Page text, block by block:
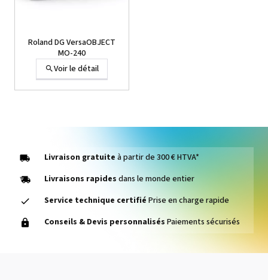
Roland DG VersaOBJECT
MO-240
Voir le détail
Roland DG VersaOBJECT
Livraison gratuite à partir de 300 € HTVA*
Livraisons rapides dans le monde entier
Service technique certifié Prise en charge rapide
Conseils & Devis personnalisés Paiements sécurisés